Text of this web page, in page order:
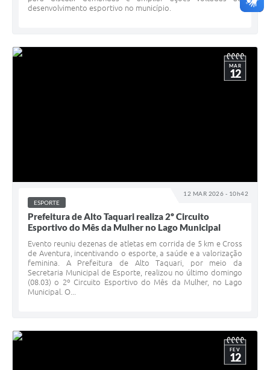
desenvolvimento esportivo no município.
12 MAR 2026 - 10h42
MAR
12
ESPORTE
Prefeitura de Alto Taquari realiza 2º Circuito
Esportivo do Mês da Mulher no Lago Municipal
Evento reuniu dezenas de atletas em corrida de 5 km e Cross
de Aventura, incentivando o esporte, a saúde e a valorização
feminina. A Prefeitura de Alto Taquari, por meio da
Secretaria Municipal de Esporte, realizou no último domingo
(08.03) o 2º Circuito Esportivo do Mês da Mulher, no Lago
Municipal. O...
FEV
12